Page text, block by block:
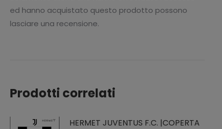
ed hanno acquistato questo prodotto possono
lasciare una recensione.
Prodotti correlati
HERMET JUVENTUS F.C. |COPERTA